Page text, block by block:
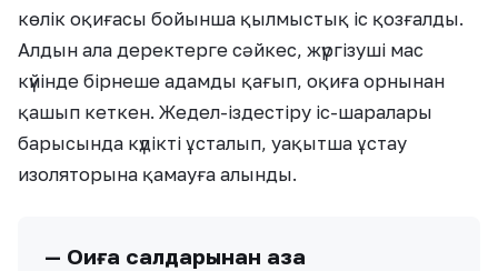
көлік оқиғасы бойынша қылмыстық іс қозғалды.
Алдын ала деректерге сәйкес, жүргізуші мас
күйінде бірнеше адамды қағып, оқиға орнынан
қашып кеткен. Жедел-іздестіру іс-шаралары
барысында күдікті ұсталып, уақытша ұстау
изоляторына қамауға алынды.
— Оқиға салдарынан қаза